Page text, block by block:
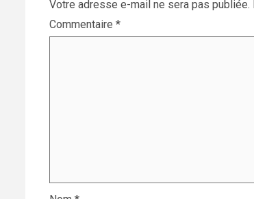
Votre adresse e-mail ne sera pas publiée.
Commentaire *